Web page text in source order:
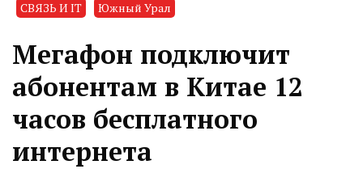
СВЯЗЬ И IT Южный Урал
Мегафон подключит
абонентам в Китае 12
часов бесплатного
интернета